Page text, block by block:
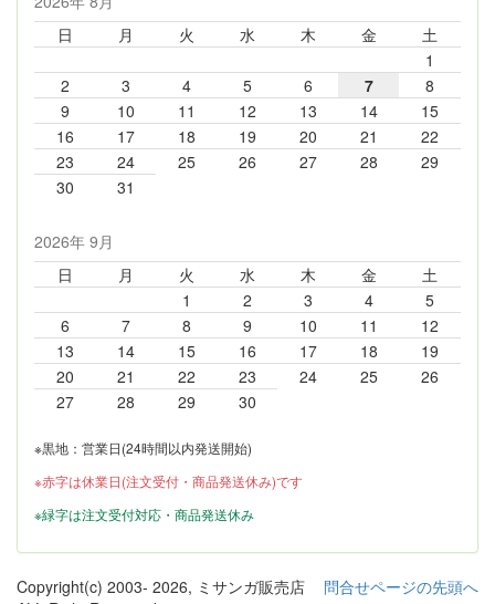
日
月 火 水 木 金
土
1
2
3 4 5 6 7
8
9
10 11 12 13 14
15
16
17 18 19 20 21
22
23
24 25 26 27 28
29
30
31
2026年 9月
日
月 火 水 木 金
土
1
2 3 4
5
6
7 8 9 10 11
12
13
14 15 16 17 18
19
20
21 22 23 24 25
26
27
28 29 30
※黒地：営業日(24時間以内発送開始)
※赤字は休業日(注文受付・商品発送休み)です
※緑字は注文受付対応・商品発送休み
問合せページの先頭へ
Copyright(c) 2003- 2026, ミサンガ販売店